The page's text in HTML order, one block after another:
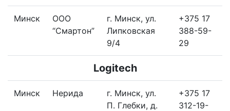
Минск
ООО
“Смартон”
г. Минск, ул.
Липковская
9/4
+375 17
388-59-
29
Logitech
Минск Нерида
г. Минск, ул.
П. Глебки, д.
+375 17
312-19-